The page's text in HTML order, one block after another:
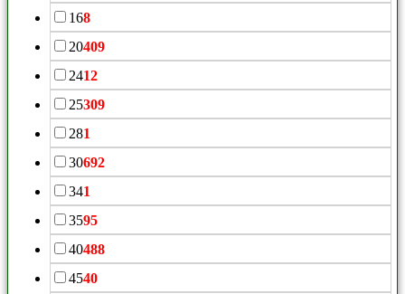
168
20409
2412
25309
281
30692
341
3595
40488
4540